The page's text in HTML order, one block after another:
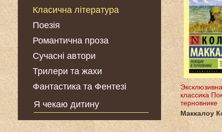
Класична література
Поезія
Романтична проза
Сучасні автори
Трилери та жахи
Фантастика та Фентезі
Я чекаю дитину
классика
терновнике
Маккалоу